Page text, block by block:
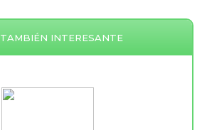
TAMBIÉN INTERESANTE